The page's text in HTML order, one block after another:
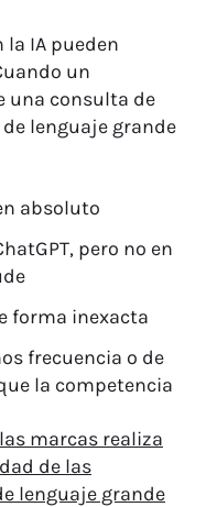
la IA pueden
un
una consulta de
lenguaje grande
absoluto
pero no en
forma inexacta
frecuencia o de
la competencia
las marcas realiza
de las
lenguaje grande